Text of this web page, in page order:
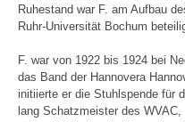
Ruhestand war F. am Aufbau
Ruhr-Universität Bochum
F. war von 1922 bis 1924 bei
das Band der Hannovera
initiierte er die Stuhlspende für
lang Schatzmeister des